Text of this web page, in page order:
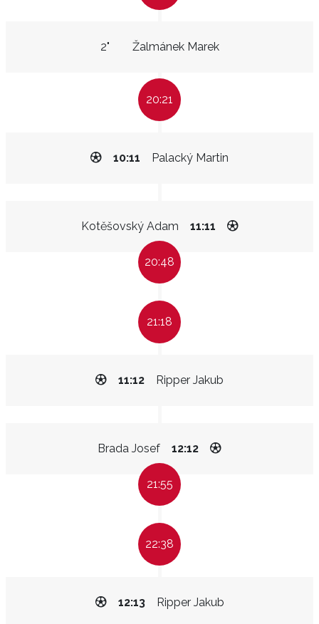
Žalmánek Marek
2"
20:21
Palacký Martin
10:11
Kotěšovský Adam 11:11
20:48
21:18
Ripper Jakub
11:12
Brada Josef 12:12
21:55
22:38
Ripper Jakub
12:13